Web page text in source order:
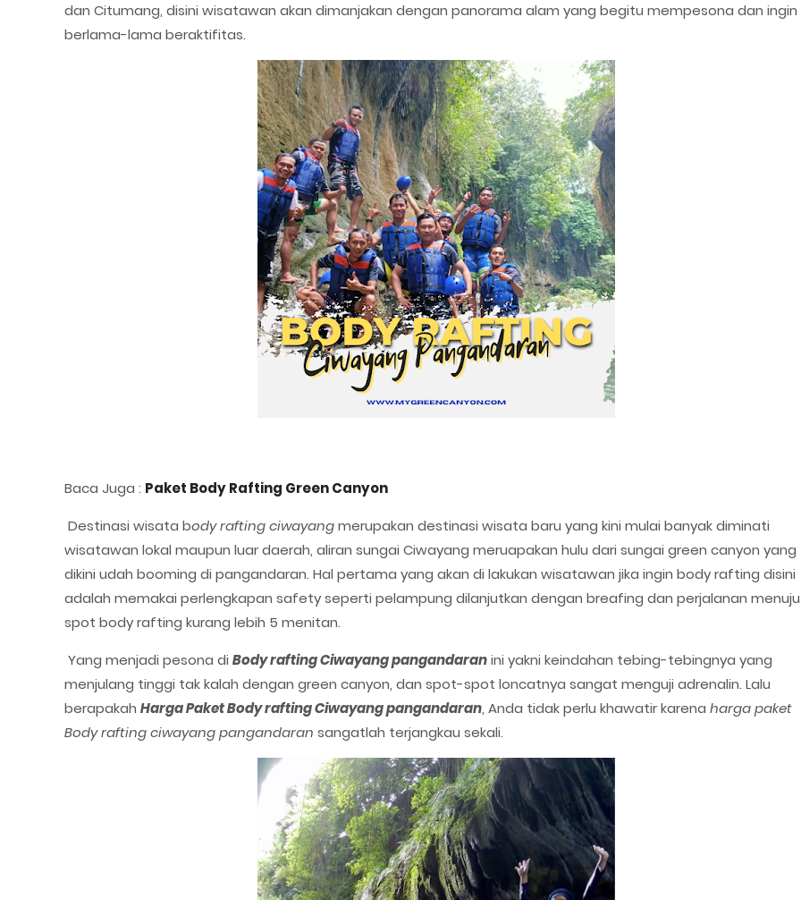
dan Citumang, disini wisatawan akan dimanjakan dengan panorama alam yang begitu mempesona dan ingin
berlama-lama beraktifitas.
Baca Juga : Paket Body Rafting Green Canyon
Destinasi wisata body rafting ciwayangmerupakan destinasi wisata baru yang kini mulai banyak diminati
wisatawan lokal maupun luar daerah, aliran sungai Ciwayang meruapakan hulu dari sungai green canyon yang
dikini udah booming di pangandaran. Hal pertama yang akan di lakukan wisatawan jika ingin body rafting disini
adalah memakai perlengkapan safety seperti pelampung dilanjutkan dengan breafing dan perjalanan menuju
spot body rafting kurang lebih 5 menitan.
Yang menjadi pesona di Body rafting Ciwayang pangandaranini yakni keindahan tebing-tebingnya yang
menjulang tinggi tak kalah dengan green canyon, dan spot-spot loncatnya sangat menguji adrenalin. Lalu
berapakah Harga Paket Body rafting Ciwayang pangandaran, Anda tidak perlu khawatir karena harga paket
Body rafting ciwayang pangandaran sangatlah terjangkau sekali.